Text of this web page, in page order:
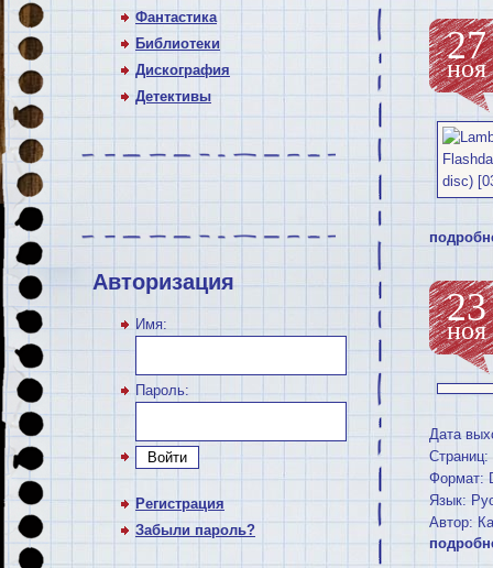
Фантастика
Библиотеки
Дискография
Детективы
Авторизация
Имя:
Пароль:
Войти
Регистрация
Забыли пароль?
27
ноя
23
ноя
Дата
Страниц:
Формат:
Язык:
Автор: